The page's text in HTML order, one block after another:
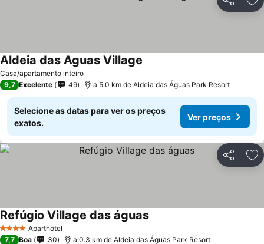
Partilhar
Casa/apartamento inteiro
Aldeia das Aguas Village
9,7 Excelente 49 a 5.0 km de Aldeia das Águas Park Resort
Selecione as datas para ver os preços
exatos.
Ver preços
Partilhar
4 EstrelasAparthotel
Refúgio Village das águas
7,7 Boa 30 a 0.3 km de Aldeia das Águas Park Resort